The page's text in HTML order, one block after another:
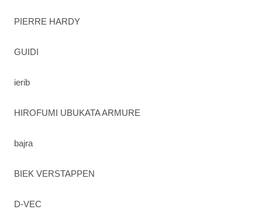
PIERRE HARDY
GUIDI
ierib
HIROFUMI UBUKATA ARMURE
bajra
BIEK VERSTAPPEN
D-VEC